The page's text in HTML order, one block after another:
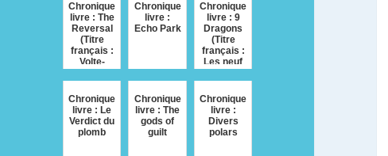
Chronique
livre : The
Reversal
(Titre
français :
Volte-
Chronique
livre :
Echo Park
Chronique
livre : 9
Dragons
(Titre
français :
Les neuf
Chronique
livre : Le
Verdict du
plomb
Chronique
livre : The
gods of
guilt
Chronique
livre :
Divers
polars